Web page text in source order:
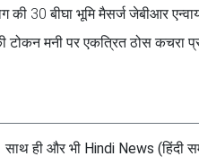
की 30 बीघा भूमि मैसर्ज जेबीआर
टोकन मनी पर एकत्रित ठोस कचरा
ही और भी Hindi News (हिंदी